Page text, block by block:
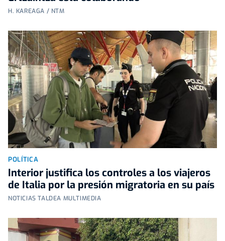
H. KAREAGA / NTM
POLÍTICA
Interior justifica los controles a los viajeros
de Italia por la presión migratoria en su país
NOTICIAS TALDEA MULTIMEDIA